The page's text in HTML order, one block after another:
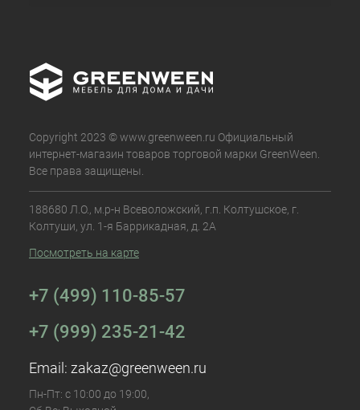
Copyright 2023 © www.greenween.ru Официальный
интернет-магазин товаров торговой марки GreenWeen.
Все права защищены.
188680 Л.О., м.р-н Всеволожский, г.п. Колтушское, г.
Колтуши, ул. 1-я Баррикадная, д. 2А
Посмотреть на карте
+7 (499) 110-85-57
+7 (999) 235-21-42
Email: zakaz@greenween.ru
Пн-Пт: с 10:00 до 19:00,